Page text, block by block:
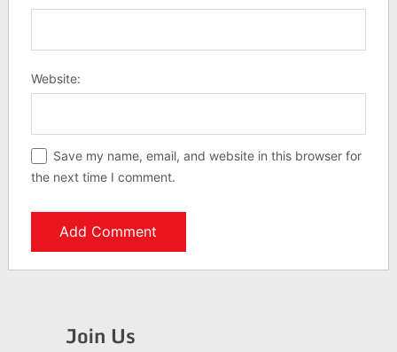
Website:
Save my name, email, and website in this browser for
the next time I comment.
Join Us